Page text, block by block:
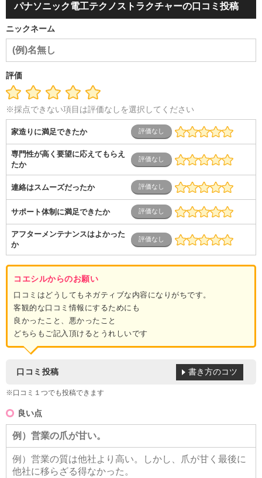
パナソニック電工テクノストラクチャーの口コミ投稿
ニックネーム
評価
※採点できない項目は評価なしを選択してください
家造りに満足できたか
専門性が高く要望に応えてもらえ
たか
連絡はスムーズだったか
サポート体制に満足できたか
アフターメンテナンスはよかった
か
コエシルからのお願い
口コミはどうしてもネガティブな内容になりがちです。
客観的な口コミ情報にするためにも
良かったこと、悪かったこと
どちらもご記入頂けるとうれしいです
口コミ投稿
※口コミ１つでも投稿できます
書き方のコツ
良い点